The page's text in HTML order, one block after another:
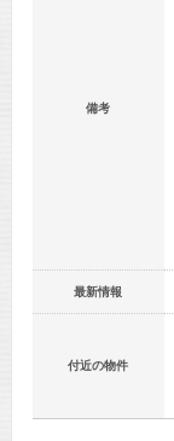
備考
最新情報
付近の物件